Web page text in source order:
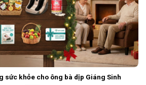
sức khỏe cho ông bà dịp Giáng Sinh